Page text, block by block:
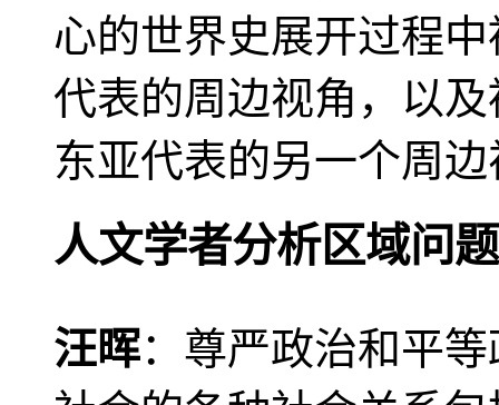
心的世界史展开过程
代表的周边视角，以
东亚代表的另一个周
人文学者分析区域问题
汪晖：尊严政治和平